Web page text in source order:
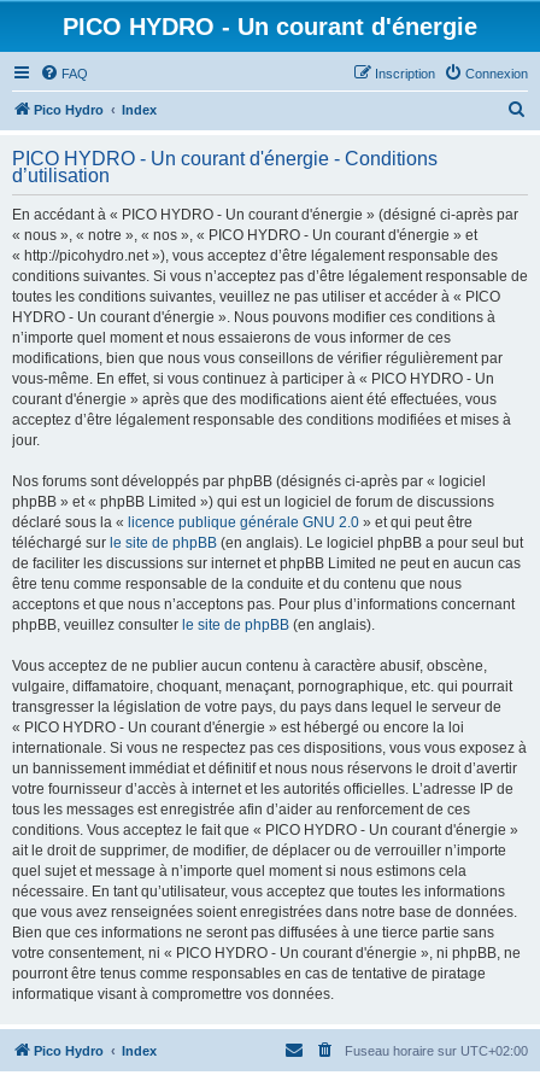
PICO HYDRO - Un courant d'énergie
FAQ Connexion
Inscription
Pico Hydro Index
h
PICO HYDRO - Un courant d'énergie - Conditions
d’utilisation
En accédant à « PICO HYDRO - Un courant d'énergie » (désigné ci-après par
« nous », « notre », « nos », « PICO HYDRO - Un courant d'énergie » et
« http://picohydro.net »), vous acceptez d’être légalement responsable des
conditions suivantes. Si vous n’acceptez pas d’être légalement responsable de
toutes les conditions suivantes, veuillez ne pas utiliser et accéder à « PICO
HYDRO - Un courant d'énergie ». Nous pouvons modifier ces conditions à
n’importe quel moment et nous essaierons de vous informer de ces
modifications, bien que nous vous conseillons de vérifier régulièrement par
vous-même. En effet, si vous continuez à participer à « PICO HYDRO - Un
courant d'énergie » après que des modifications aient été effectuées, vous
acceptez d’être légalement responsable des conditions modifiées et mises à
jour.
Nos forums sont développés par phpBB (désignés ci-après par « logiciel
phpBB » et « phpBB Limited ») qui est un logiciel de forum de discussions
déclaré sous la « licence publique générale GNU 2.0 » et qui peut être
téléchargé sur le site de phpBB (en anglais). Le logiciel phpBB a pour seul but
de faciliter les discussions sur internet et phpBB Limited ne peut en aucun cas
être tenu comme responsable de la conduite et du contenu que nous
acceptons et que nous n’acceptons pas. Pour plus d’informations concernant
phpBB, veuillez consulter le site de phpBB (en anglais).
Vous acceptez de ne publier aucun contenu à caractère abusif, obscène,
vulgaire, diffamatoire, choquant, menaçant, pornographique, etc. qui pourrait
transgresser la législation de votre pays, du pays dans lequel le serveur de
« PICO HYDRO - Un courant d'énergie » est hébergé ou encore la loi
internationale. Si vous ne respectez pas ces dispositions, vous vous exposez à
un bannissement immédiat et définitif et nous nous réservons le droit d’avertir
votre fournisseur d’accès à internet et les autorités officielles. L’adresse IP de
tous les messages est enregistrée afin d’aider au renforcement de ces
conditions. Vous acceptez le fait que « PICO HYDRO - Un courant d'énergie »
ait le droit de supprimer, de modifier, de déplacer ou de verrouiller n’importe
quel sujet et message à n’importe quel moment si nous estimons cela
nécessaire. En tant qu’utilisateur, vous acceptez que toutes les informations
que vous avez renseignées soient enregistrées dans notre base de données.
Bien que ces informations ne seront pas diffusées à une tierce partie sans
votre consentement, ni « PICO HYDRO - Un courant d'énergie », ni phpBB, ne
pourront être tenus comme responsables en cas de tentative de piratage
informatique visant à compromettre vos données.
Pico Hydro Index Fuseau horaire sur UTC+02:00